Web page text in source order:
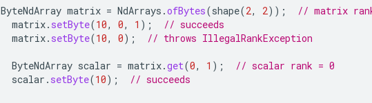
ByteNdArray matrix = NdArrays .ofBytes(shape(2, 2));
// matrix
matrix. setByte(10, 0, 1 );
// succeeds
matrix. setByte(10, 0); // throws IllegalRankException
ByteNdArray scalar = matrix.get(0, 1 );
// scalar rank = 0
scalar . setByte(10); // succeeds